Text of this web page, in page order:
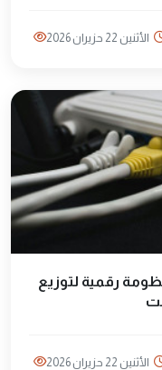
الأثنين 22 حزيران 2026
رقمية لتوزيع
الأثنين 22 حزيران 2026